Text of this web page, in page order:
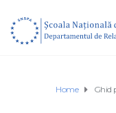
Home Ghid